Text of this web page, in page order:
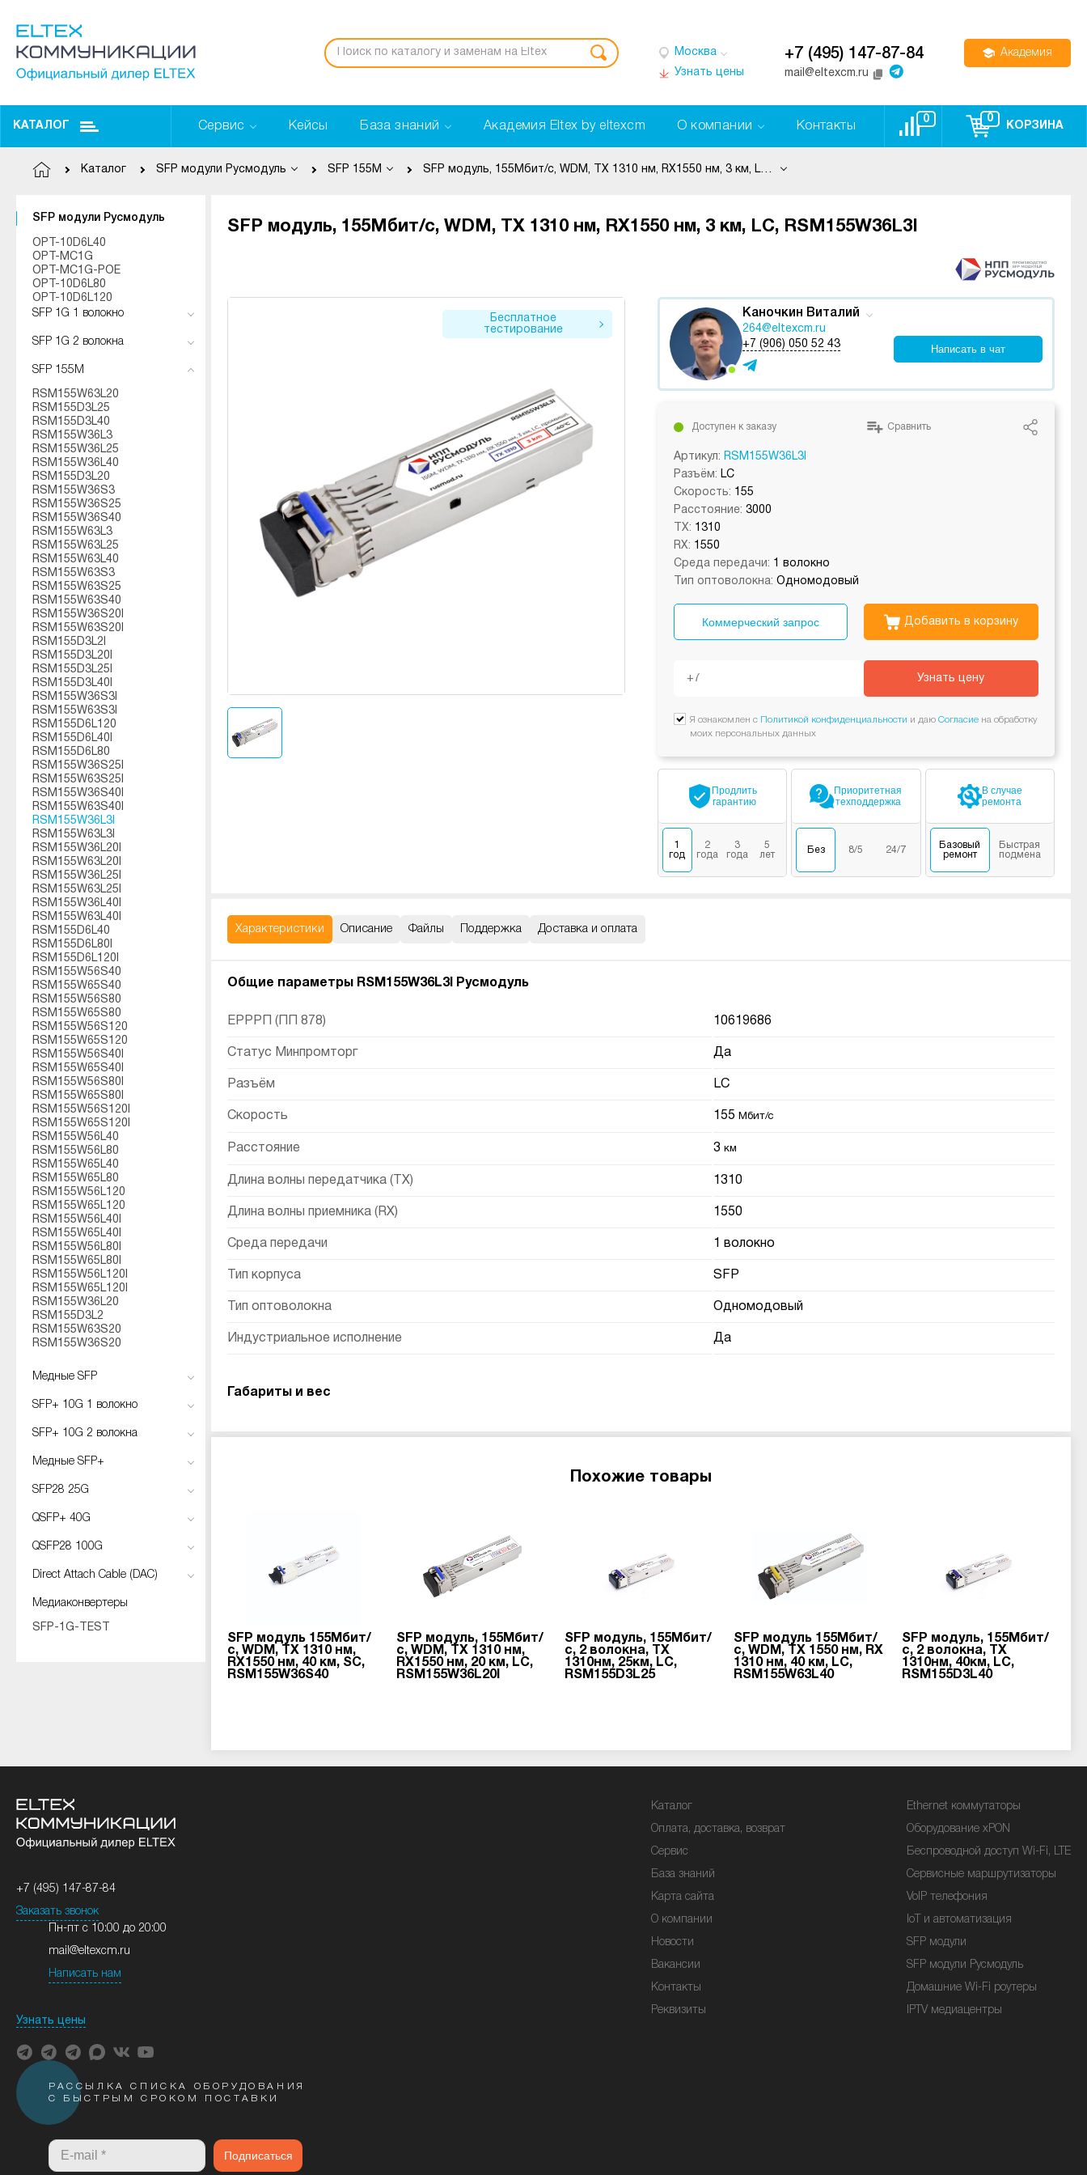
Москва
Узнать цены
+7 (495) 147-87-84
mail@eltexcm.ru
Академия
КАТАЛОГ Сервис Кейсы База знаний Академия Eltex by eltexcm О компании Контакты
0 0
КОРЗИНА
Каталог SFP модули Русмодуль SFP 155M SFP модуль, 155Мбит/с, WDM, TX 1310 нм, RX1550 нм, 3 км, LC, RSM155W36L3I
SFP модули Русмодуль
OPT-10D6L40
OPT-MC1G
OPT-MC1G-POE
OPT-10D6L80
OPT-10D6L120
SFP 1G 1 волокно
SFP 1G 2 волокна
SFP 155M
RSM155W63L20
RSM155D3L25
RSM155D3L40
RSM155W36L3
RSM155W36L25
RSM155W36L40
RSM155D3L20
RSM155W36S3
RSM155W36S25
RSM155W36S40
RSM155W63L3
RSM155W63L25
RSM155W63L40
RSM155W63S3
RSM155W63S25
RSM155W63S40
RSM155W36S20I
RSM155W63S20I
RSM155D3L2I
RSM155D3L20I
RSM155D3L25I
RSM155D3L40I
RSM155W36S3I
RSM155W63S3I
RSM155D6L120
RSM155D6L40I
RSM155D6L80
RSM155W36S25I
RSM155W63S25I
RSM155W36S40I
RSM155W63S40I
RSM155W36L3I
RSM155W63L3I
RSM155W36L20I
RSM155W63L20I
RSM155W36L25I
RSM155W63L25I
RSM155W36L40I
RSM155W63L40I
RSM155D6L40
RSM155D6L80I
RSM155D6L120I
RSM155W56S40
RSM155W65S40
RSM155W56S80
RSM155W65S80
RSM155W56S120
RSM155W65S120
RSM155W56S40I
RSM155W65S40I
RSM155W56S80I
RSM155W65S80I
RSM155W56S120I
RSM155W65S120I
RSM155W56L40
RSM155W56L80
RSM155W65L40
RSM155W65L80
RSM155W56L120
RSM155W65L120
RSM155W56L40I
RSM155W65L40I
RSM155W56L80I
RSM155W65L80I
RSM155W56L120I
RSM155W65L120I
RSM155W36L20
RSM155D3L2
RSM155W63S20
RSM155W36S20
Медные SFP
SFP+ 10G 1 волокно
SFP+ 10G 2 волокна
Медные SFP+
SFP28 25G
QSFP+ 40G
QSFP28 100G
Direct Attach Cable (DAC)
Медиаконвертеры
SFP-1G-TEST
SFP модуль, 155Мбит/с, WDM, TX 1310 нм, RX1550 нм, 3 км, LC, RSM155W36L3I
Бесплатное
тестирование
Каночкин Виталий
264@eltexcm.ru
+7 (906) 050 52 43
Написать в чат
Доступен к заказу Сравнить
Артикул: RSM155W36L3I
Разъём: LC
Скорость: 155
Расстояние: 3000
TX: 1310
RX: 1550
Среда передачи: 1 волокно
Тип оптоволокна: Одномодовый
Коммерческий запрос Добавить в корзину
Узнать цену
Я ознакомлен с Политикой конфиденциальности и даю Согласиена обработку
моих персональных данных
Продлить
гарантию
1
год
2
года
3
года
5
лет
Приоритетная
техподдержка
Без 8/5 24/7
В случае
ремонта
Базовый
ремонт
Быстрая
подмена
Характеристики Описание Файлы Поддержка Доставка и оплата
Общие параметры RSM155W36L3I Русмодуль
ЕРРРП (ПП 878) 10619686
Статус Минпромторг Да
Разъём LC
Скорость 155 Мбит/с
Расстояние 3 км
Длина волны передатчика (TX) 1310
Длина волны приемника (RX) 1550
Среда передачи 1 волокно
Тип корпуса SFP
Тип оптоволокна Одномодовый
Индустриальное исполнение Да
Габариты и вес
Похожие товары
SFP модуль 155Мбит/
с, WDM, TX 1310 нм,
RX1550 нм, 40 км, SC,
RSM155W36S40
SFP модуль, 155Мбит/
с, WDM, TX 1310 нм,
RX1550 нм, 20 км, LC,
RSM155W36L20I
SFP модуль, 155Мбит/
с, 2 волокна, TX
1310нм, 25км, LC,
RSM155D3L25
SFP модуль 155Мбит/
с, WDM, TX 1550 нм, RX
1310 нм, 40 км, LC,
RSM155W63L40
SFP модуль, 155Мбит/
с, 2 волокна, TX
1310нм, 40км, LC,
RSM155D3L40
+7 (495) 147-87-84
Заказать звонок
Пн-пт с 10:00 до 20:00
mail@eltexcm.ru
Написать нам
Узнать цены
Каталог
Оплата, доставка, возврат
Сервис
База знаний
Карта сайта
О компании
Новости
Вакансии
Контакты
Реквизиты
Ethernet коммутаторы
Оборудование xPON
Беспроводной доступ Wi-Fi, LTE
Сервисные маршрутизаторы
VoIP телефония
IoT и автоматизация
SFP модули
SFP модули Русмодуль
Домашние Wi-Fi роутеры
IPTV медиацентры
РАССЫЛКА СПИСКА ОБОРУДОВАНИЯ
С БЫСТРЫМ СРОКОМ ПОСТАВКИ
Подписаться